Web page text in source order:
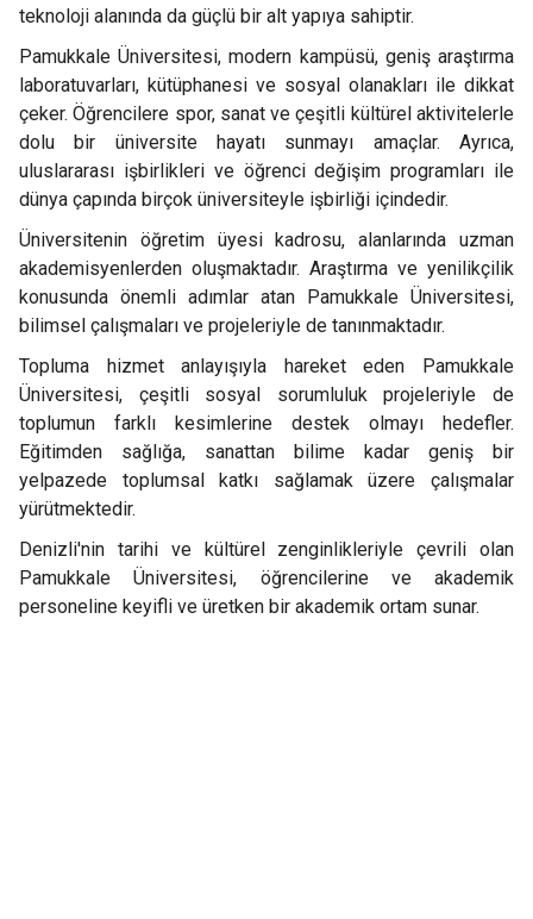
teknoloji alanında da güçlü bir alt yapıya sahiptir.
Pamukkale Üniversitesi, modern kampüsü, geniş araştırma
laboratuvarları, kütüphanesi ve sosyal olanakları ile dikkat
çeker. Öğrencilere spor, sanat ve çeşitli kültürel aktivitelerle
dolu bir üniversite hayatı sunmayı amaçlar. Ayrıca,
uluslararası işbirlikleri ve öğrenci değişim programları ile
dünya çapında birçok üniversiteyle işbirliği içindedir.
Üniversitenin öğretim üyesi kadrosu, alanlarında uzman
akademisyenlerden oluşmaktadır. Araştırma ve yenilikçilik
konusunda önemli adımlar atan Pamukkale Üniversitesi,
bilimsel çalışmaları ve projeleriyle de tanınmaktadır.
Topluma hizmet anlayışıyla hareket eden Pamukkale
Üniversitesi, çeşitli sosyal sorumluluk projeleriyle de
toplumun farklı kesimlerine destek olmayı hedefler.
Eğitimden sağlığa, sanattan bilime kadar geniş bir
yelpazede toplumsal katkı sağlamak üzere çalışmalar
yürütmektedir.
Denizli'nin tarihi ve kültürel zenginlikleriyle çevrili olan
Pamukkale Üniversitesi, öğrencilerine ve akademik
personeline keyifli ve üretken bir akademik ortam sunar.